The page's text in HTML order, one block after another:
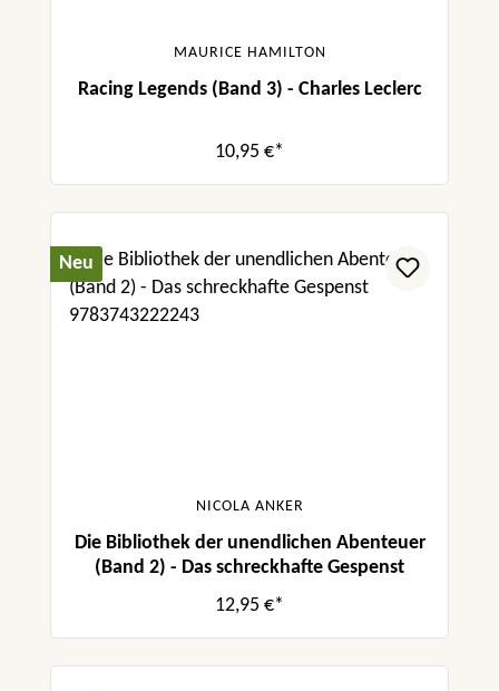
MAURICE HAMILTON
Racing Legends (Band 3) - Charles Leclerc
10,95 €*
Neu
NICOLA ANKER
Die Bibliothek der unendlichen Abenteuer
(Band 2) - Das schreckhafte Gespenst
12,95 €*